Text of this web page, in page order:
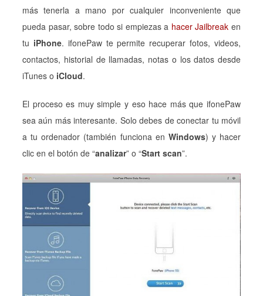
más tenerla a mano por cualquier inconveniente que
pueda pasar, sobre todo si empiezas a hacer Jailbreaken
tu iPhone. ifonePaw te permite recuperar fotos, videos,
contactos, historial de llamadas, notas o los datos desde
iTunes o iCloud.
El proceso es muy simple y eso hace más que ifonePaw
sea aún más interesante. Solo debes de conectar tu móvil
a tu ordenador (también funciona en Windows) y hacer
clic en el botón de “analizar” o “Start scan”.